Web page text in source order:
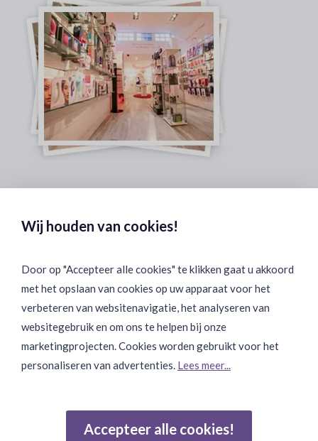
Binnen 24 uur Discreet Bezorgd:
Join Onze Community:
Wij houden van cookies!
Door op "Accepteer alle cookies" te klikken gaat u akkoord
met het opslaan van cookies op uw apparaat voor het
verbeteren van websitenavigatie, het analyseren van
websitegebruik en om ons te helpen bij onze
marketingprojecten. Cookies worden gebruikt voor het
personaliseren van advertenties. Lees meer...
Accepteer alle cookies!